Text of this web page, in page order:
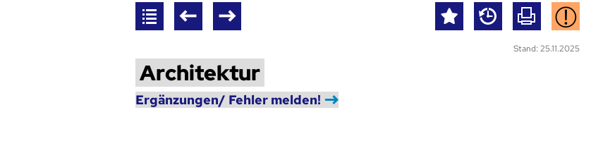
Stand: 25.11.2025
Architektur
Ergänzungen/ Fehler melden!